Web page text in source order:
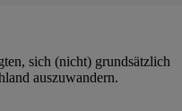
sich (nicht) grundsätzlich
auszuwandern.